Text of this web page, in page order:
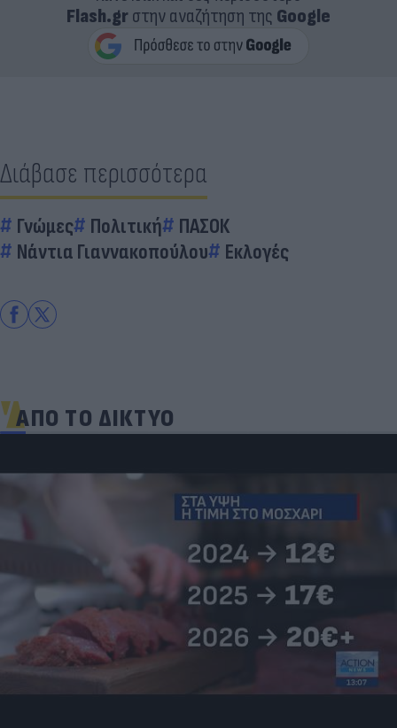
Flash.grστην αναζήτηση της Google
Διάβασε περισσότερα
Γνώμες Πολιτική
ΠΑΣΟΚ
Νάντια Γιαννακοπούλου
Εκλογές
ΑΠΟ ΤΟ ΔΙΚΤΥΟ